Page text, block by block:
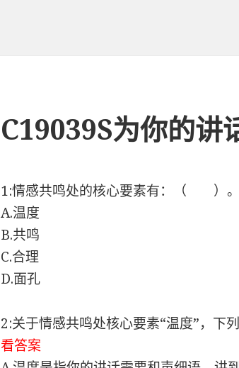
C19039S为你的讲
1:情感共鸣处的核心要素有：（ ）
A.温度
B.共鸣
C.合理
D.面孔
2:关于情感共鸣处核心要素“温度”，
看答案